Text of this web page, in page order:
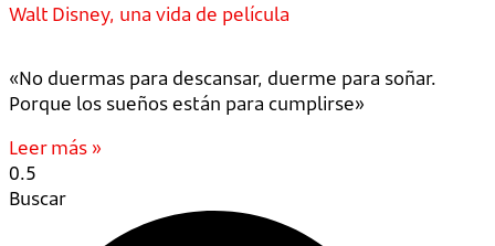
Walt Disney, una vida de película
«No duermas para descansar, duerme para soñar.
Porque los sueños están para cumplirse»
Leer más »
Buscar